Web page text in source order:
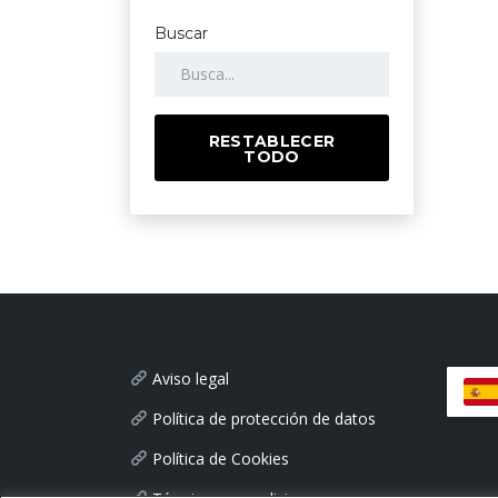
Buscar
RESTABLECER
TODO
Aviso legal
Política de protección de datos
Política de Cookies